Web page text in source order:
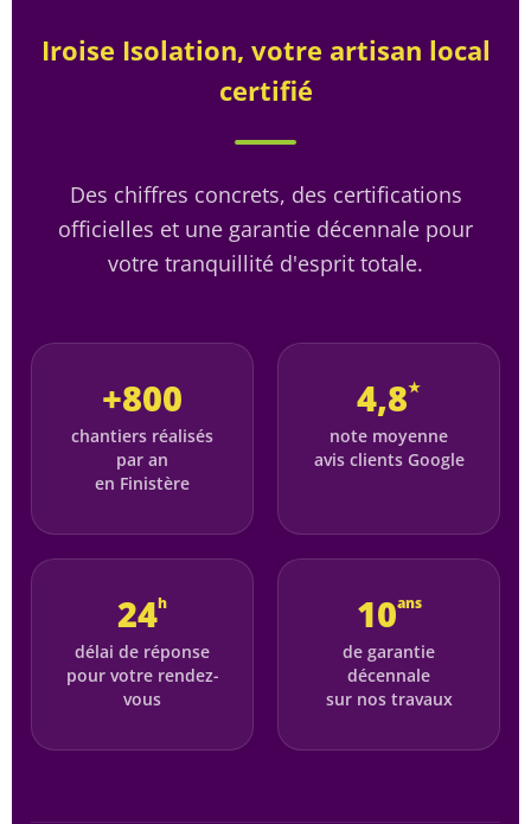
Iroise Isolation, votre artisan local
certifié
Des chiffres concrets, des certifications
officielles et une garantie décennale pour
votre tranquillité d'esprit totale.
+800
chantiers réalisés
par an
en Finistère
4,8★
note moyenne
avis clients Google
24h
délai de réponse
pour votre rendez-
vous
10ans
de garantie
décennale
sur nos travaux